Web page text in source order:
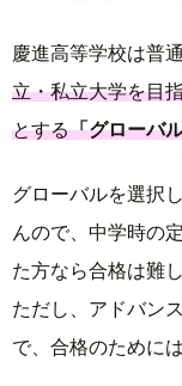
慶進高等学校は普
立・私立大学を目
とする「グローバ
グローバルを選択
んので、中学時の
た方なら合格は難
ただし、アドバン
で、合格のために